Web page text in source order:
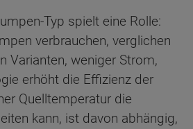
Typ spielt eine Rolle:
verbrauchen, verglichen
Varianten, weniger Strom,
erhöht die Effizienz der
Quelltemperatur die
kann, ist davon abhängig,